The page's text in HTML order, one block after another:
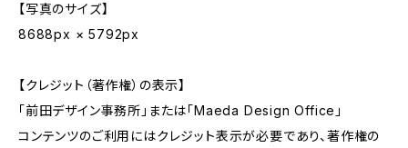
【写真のサイズ】
8688px × 5792px
【クレジット（著作権）の表示】
「前田デザイン事務所」または「Maeda Design Office」
コンテンツのご利用にはクレジット表示が必要であり、著作権の